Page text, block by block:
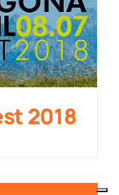
2018